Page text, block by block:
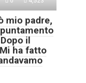
mio padre,
il
ha fatto